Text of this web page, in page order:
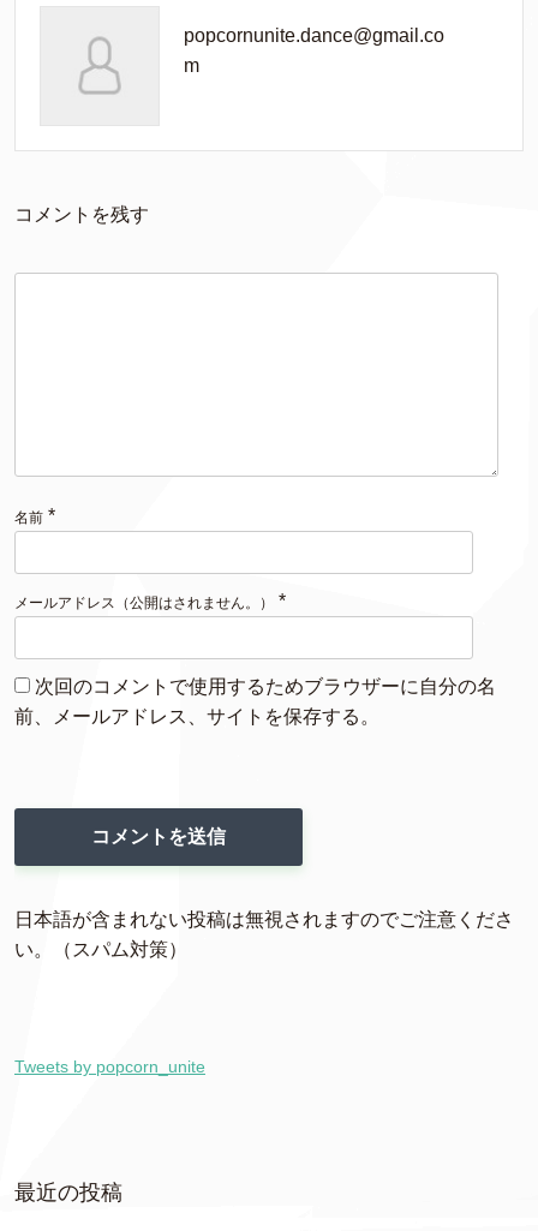
popcornunite.dance@gmail.co
m
コメントを残す
名前 *
メールアドレス（公開はされません。） *
次回のコメントで使用するためブラウザーに自分の名
前、メールアドレス、サイトを保存する。
日本語が含まれない投稿は無視されますのでご注意くださ
い。（スパム対策）
Tweets by popcorn_unite
最近の投稿